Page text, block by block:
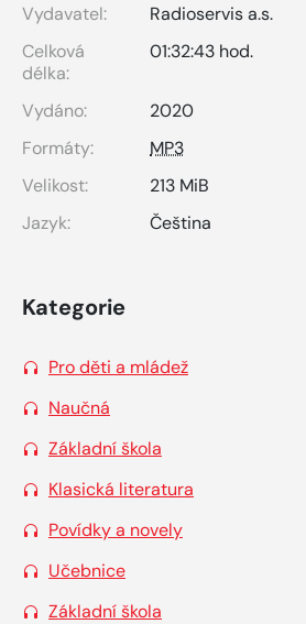
Vydavatel:
Radioservis a.s.
Celková
délka:
01:32:43 hod.
Vydáno:
2020
Formáty:
MP3
Velikost:
213 MiB
Jazyk:
Čeština
Kategorie
Pro děti a mládež
Naučná
Základní škola
Klasická literatura
Povídky a novely
Učebnice
Základní škola